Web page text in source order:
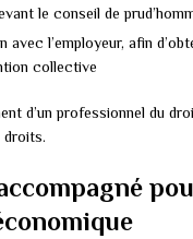
le conseil de
l’employeur, afin
collective
d’un professionnel du
droits.